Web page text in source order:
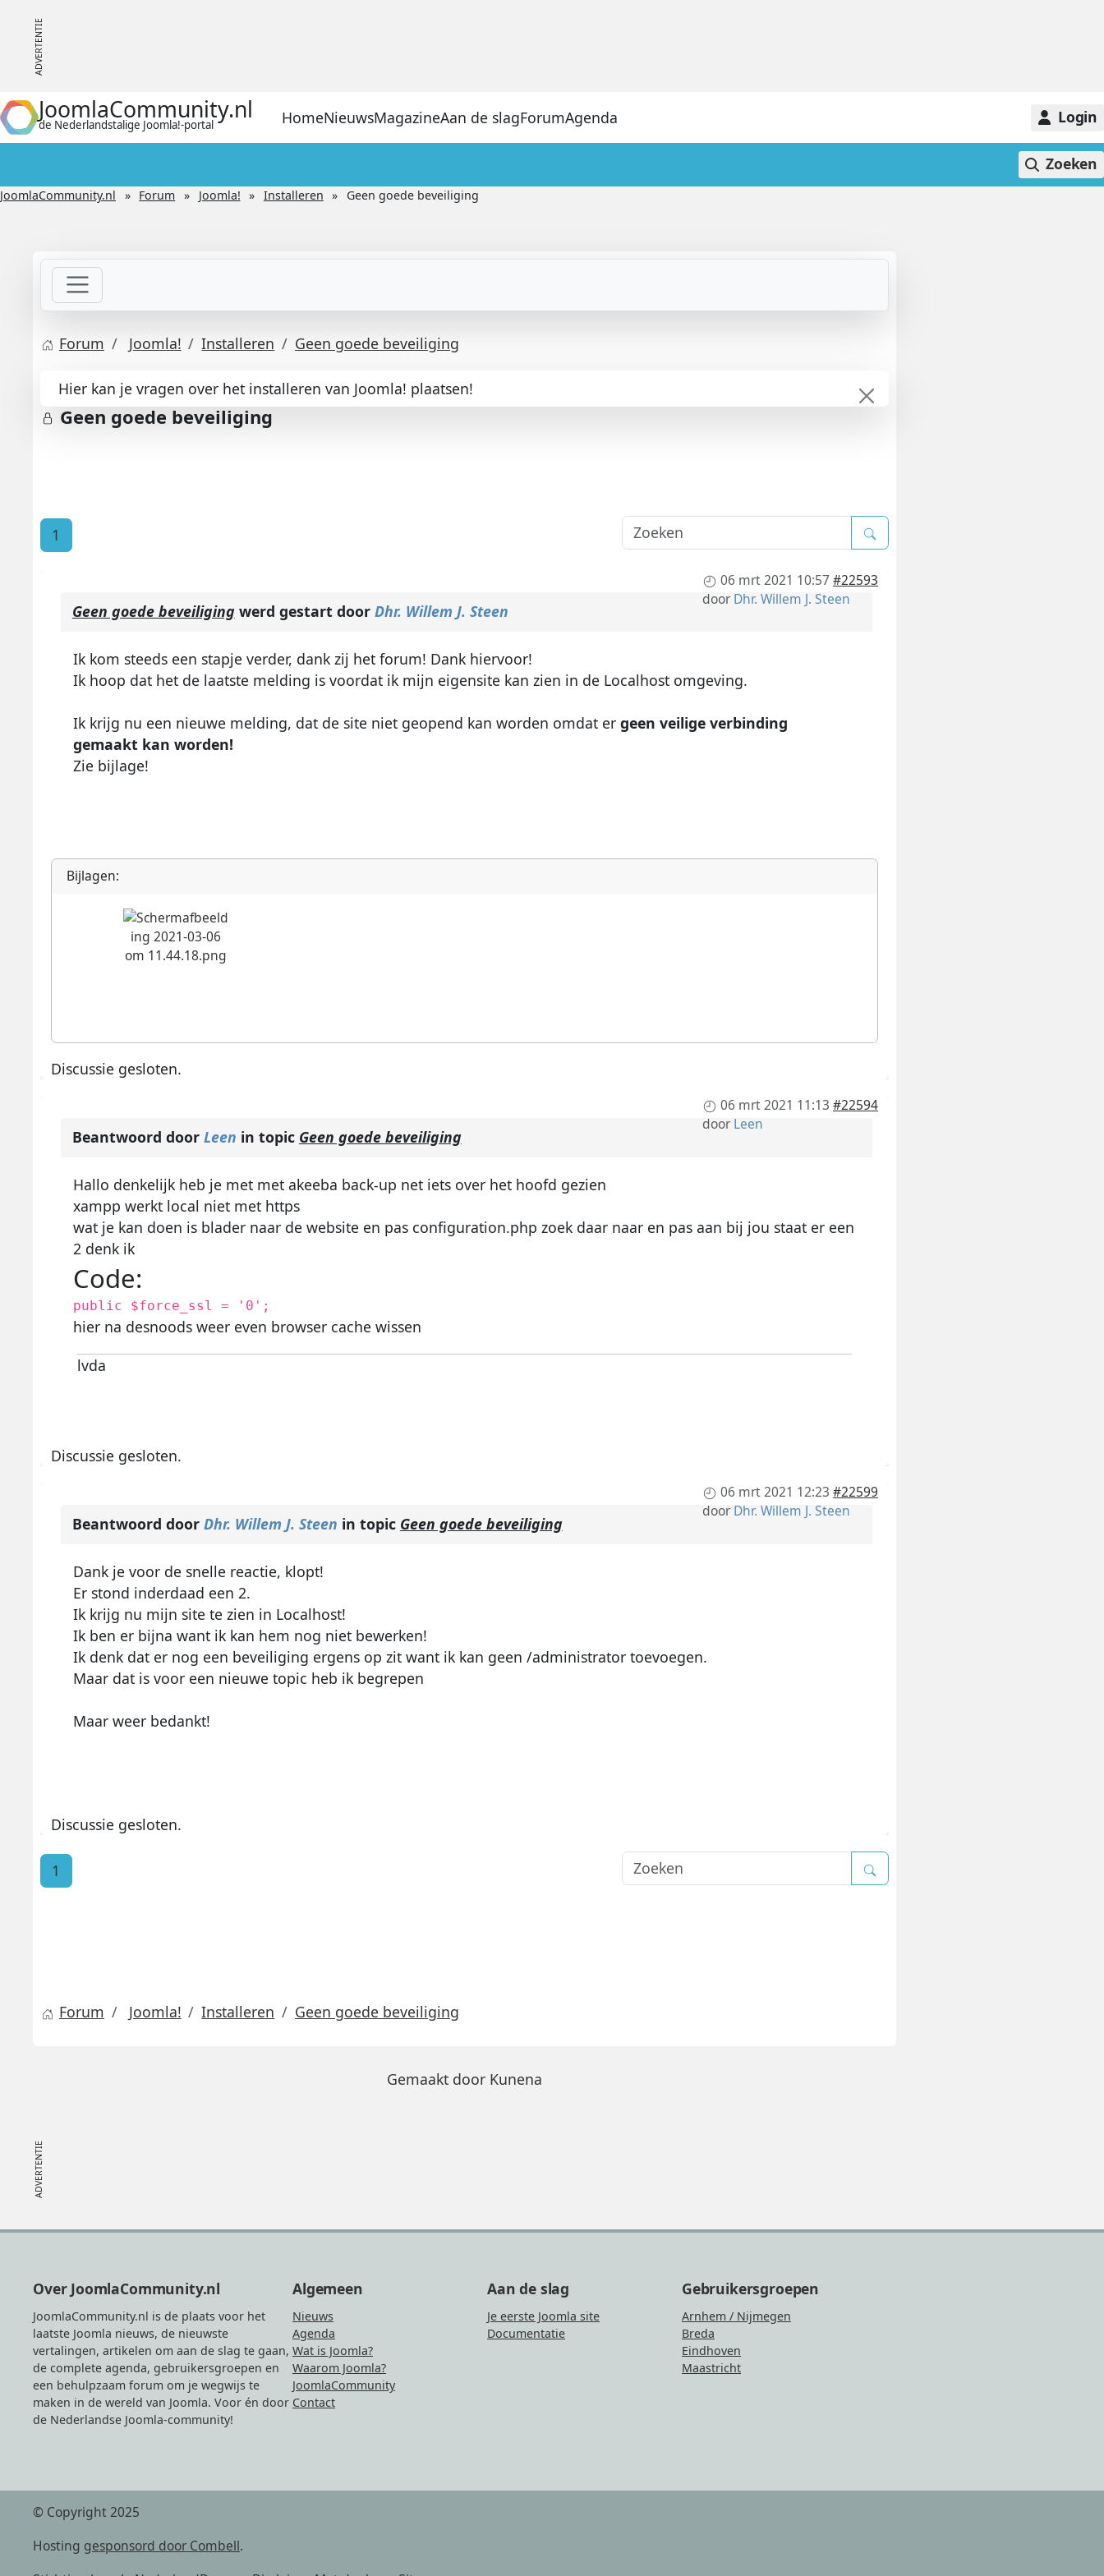
JoomlaCommunity.nl
de Nederlandstalige Joomla!-portal HomeNieuwsMagazineAan de slagForumAgenda Login
Zoeken
JoomlaCommunity.nl Forum Joomla! Installeren Geen goede beveiliging
Forum Joomla! Installeren Geen goede beveiliging
Hier kan je vragen over het installeren van Joomla! plaatsen!
Geen goede beveiliging
1
06 mrt 2021 10:57 #22593
door Dhr. Willem J. Steen
Geen goede beveiligingwerd gestart door Dhr. Willem J. Steen
Ik kom steeds een stapje verder, dank zij het forum! Dank hiervoor!
Ik hoop dat het de laatste melding is voordat ik mijn eigensite kan zien in de Localhost omgeving.
Ik krijg nu een nieuwe melding, dat de site niet geopend kan worden omdat er geen veilige verbinding
gemaakt kan worden!
Zie bijlage!
Bijlagen:
Discussie gesloten.
06 mrt 2021 11:13 #22594
doorLeen
Beantwoord door Leen in topic Geen goede beveiliging
Hallo denkelijk heb je met met akeeba back-up net iets over het hoofd gezien
xampp werkt local niet met https
wat je kan doen is blader naar de website en pas configuration.php zoek daar naar en pas aan bij jou staat er een
2 denk ik
Code:
public $force_ssl = '0';
hier na desnoods weer even browser cache wissen
lvda
Discussie gesloten.
06 mrt 2021 12:23 #22599
doorDhr. Willem J. Steen
Beantwoord door Dhr. Willem J. Steen in topic Geen goede beveiliging
Dank je voor de snelle reactie, klopt!
Er stond inderdaad een 2.
Ik krijg nu mijn site te zien in Localhost!
Ik ben er bijna want ik kan hem nog niet bewerken!
Ik denk dat er nog een beveiliging ergens op zit want ik kan geen /administrator toevoegen.
Maar dat is voor een nieuwe topic heb ik begrepen
Maar weer bedankt!
Discussie gesloten.
1
Forum Joomla! Installeren Geen goede beveiliging
Gemaakt door Kunena
Over JoomlaCommunity.nl
JoomlaCommunity.nl is de plaats voor het
laatste Joomla nieuws, de nieuwste
vertalingen, artikelen om aan de slag te gaan,
de complete agenda, gebruikersgroepen en
een behulpzaam forum om je wegwijs te
maken in de wereld van Joomla. Voor én door
de Nederlandse Joomla-community!
Algemeen
Nieuws
Agenda
Wat is Joomla?
Waarom Joomla?
JoomlaCommunity
Contact
Aan de slag
Je eerste Joomla site
Documentatie
Gebruikersgroepen
Arnhem / Nijmegen
Breda
Eindhoven
Maastricht
© Copyright 2025
Hosting gesponsord door Combell.